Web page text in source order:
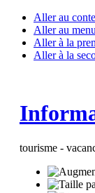
Aller au
Aller au
Aller à la
Aller à la
tourisme -